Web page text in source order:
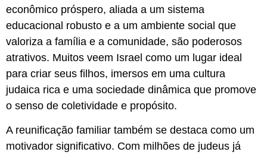
econômico próspero, aliada a um sistema
educacional robusto e a um ambiente social que
valoriza a família e a comunidade, são poderosos
atrativos. Muitos veem Israel como um lugar ideal
para criar seus filhos, imersos em uma cultura
judaica rica e uma sociedade dinâmica que promove
o senso de coletividade e propósito.
A reunificação familiar também se destaca como um
motivador significativo. Com milhões de judeus já